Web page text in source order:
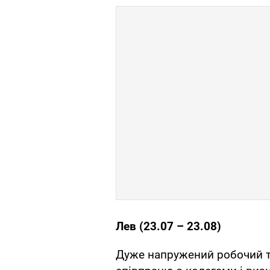
Лев (23.07 – 23.08)
Дуже напружений робочий